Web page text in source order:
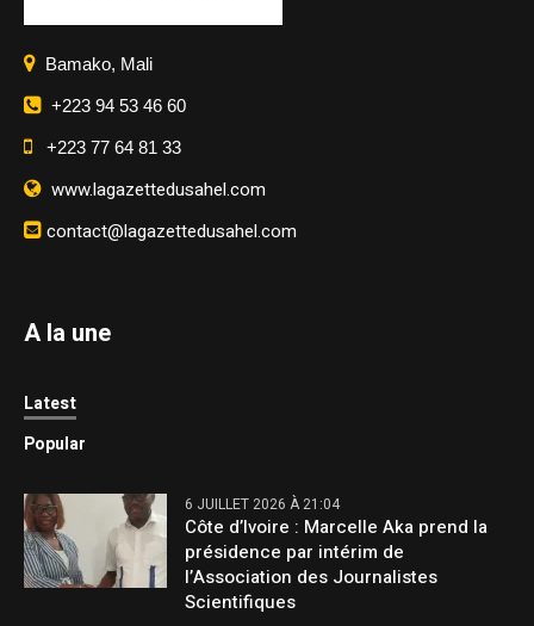
Bamako, Mali
+223 94 53 46 60
+223 77 64 81 33
www.lagazettedusahel.com
contact@lagazettedusahel.com
A la une
Latest
Popular
6 JUILLET 2026 À 21:04
Côte d’Ivoire : Marcelle Aka prend la
présidence par intérim de
l’Association des Journalistes
Scientifiques